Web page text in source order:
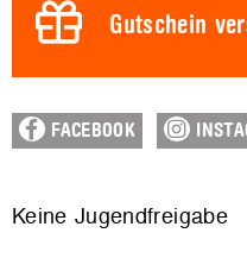
Gutschein
FACEBOOK
Keine Jugendfreigabe